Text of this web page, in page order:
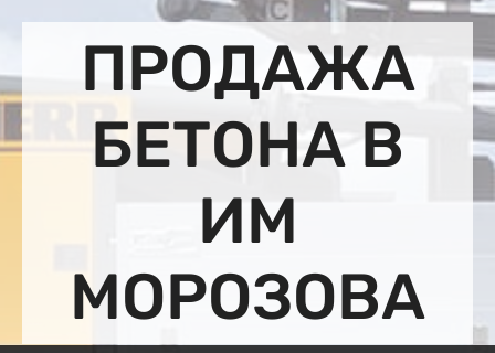
ПРОДАЖА
БЕТОНА В
ИМ
МОРОЗОВА